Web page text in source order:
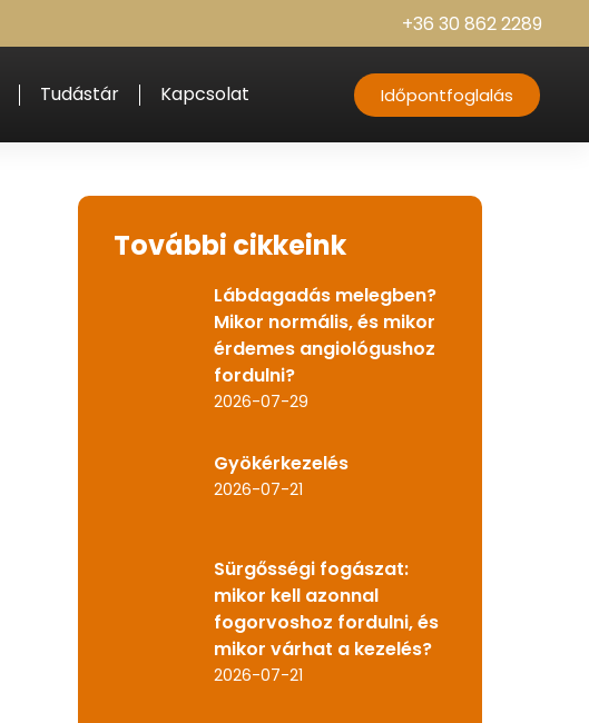
+36 30 862 2289
Tudástár Kapcsolat Időpontfoglalás
További cikkeink
Lábdagadás melegben?
Mikor normális, és mikor
érdemes angiológushoz
fordulni?
2026-07-29
Gyökérkezelés
2026-07-21
Sürgősségi fogászat:
mikor kell azonnal
fogorvoshoz fordulni, és
mikor várhat a kezelés?
2026-07-21